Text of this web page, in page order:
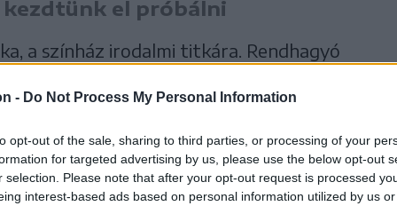
- Do Not Process My Personal Information
opt-out of the sale, sharing to third parties, or processing of your
for targeted advertising by us, please use the below opt-out
selection. Please note that after your opt-out request is processed
interest-based ads based on personal information utilized by us
el próbálni
a színház irodalmi titkára. Rendhagyó
Gábor, Moșu Norbert-László és
ember tragédiája című műve nyomán,
szeretnék bevonni a színház világába.
dramaturg és Zétényi Lina
a próbák a Salamon Ernő